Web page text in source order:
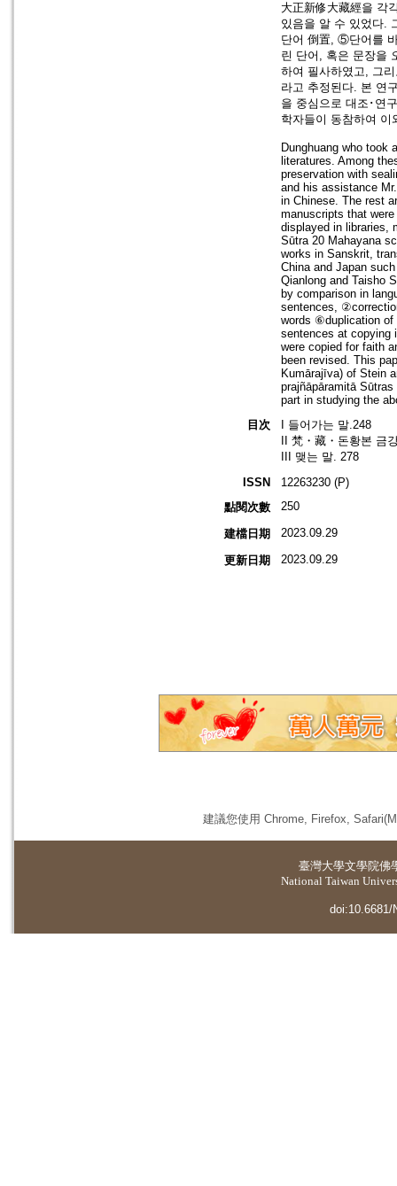
大正新修大藏經을 각
있음을 알 수 있었다.
단어 倒置, ⑤단어를
린 단어, 혹은 문장을
하여 필사하였고, 그
라고 추정된다. 본 연
을 중심으로 대조･연
학자들이 동참하여 이
Dunghuang who took
literatures. Among
preservation with
and his assistance
in Chinese. The rest
manuscripts that
displayed in libraries,
Sūtra 20 Mahayana
works in Sanskrit,
China and Japan
Qianlong and Taisho
by comparison in
sentences,
words ⑥duplication
sentences at copying
were copied for faith
been revised. This
Kumārajīva) of Stein
prajñāpāramitā
part in studying the
目次
I 들어가는 말.248
II 梵・藏・돈황본 금
III 맺는 말. 278
ISSN
12263230 (P)
點閱次數
250
建檔日期 2023.09.29
更新日期 2023.09.29
建議您使用 Chrome, Firefox,
臺灣大學文學院佛
National Taiwan
doi:10.6681/